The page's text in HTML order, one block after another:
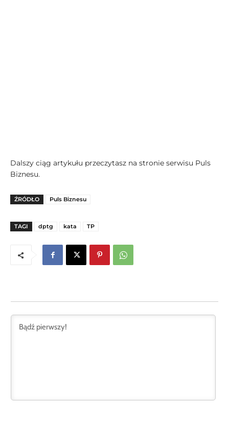
Dalszy ciąg artykułu przeczytasz na stronie serwisu Puls
Biznesu.
ŹRÓDŁO Puls Biznesu
TAGI dptg kata TP